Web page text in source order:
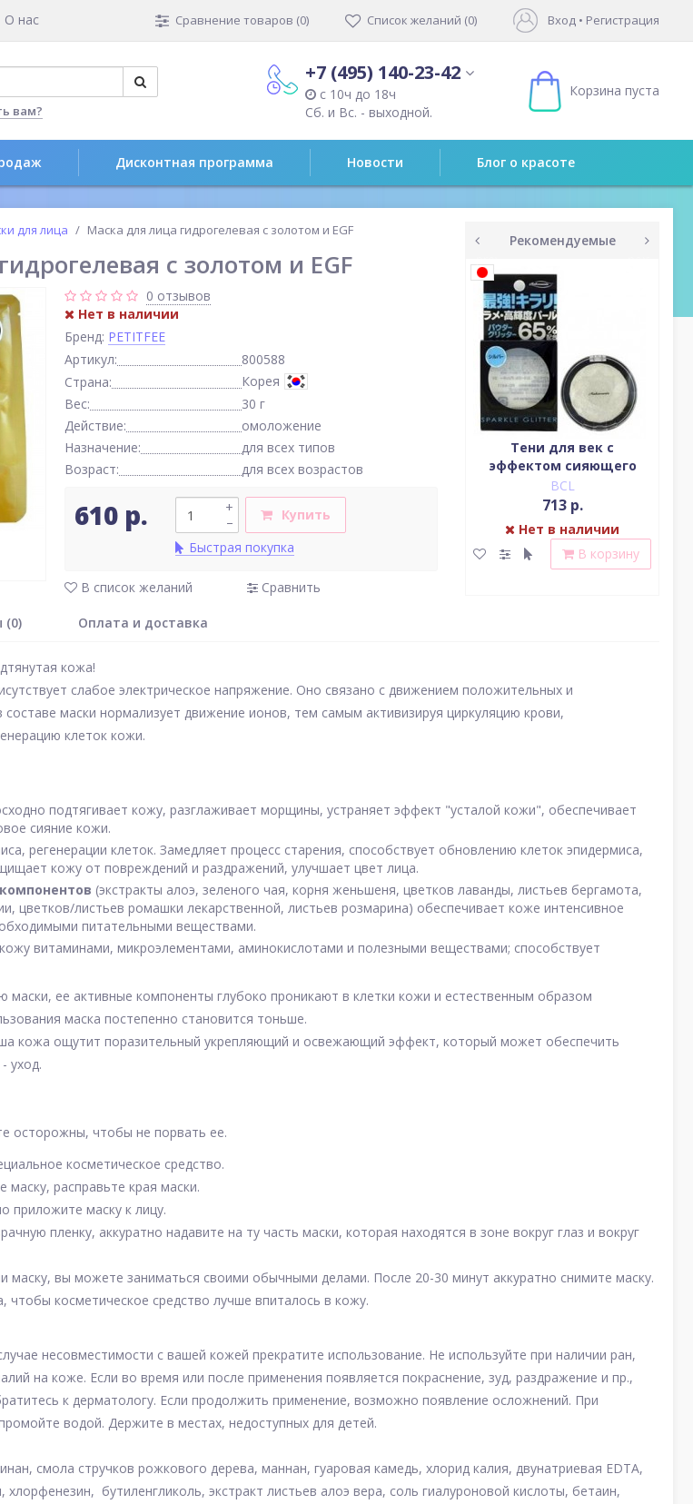
О нас Сравнение товаров (0) Список желаний (0) Вход • Регистрация
вам?
+7 (495) 140-23-42
с 10ч до 18ч
Сб. и Вс. - выходной.
Корзина пуста
Дисконтная программа Новости Блог о красоте
для лица Маска для лица гидрогелевая с золотом и EGF
с золотом и EGF
0 отзывов
Нет в наличии
Бренд: PETITFEE
Артикул:
800588
Страна:
Корея
Вес:
30 г
Действие:
омоложение
Назначение:
для всех типов
Возраст:
для всех возрастов
610 р. –
+
Купить
Быстрая покупка
В список желаний Сравнить
Рекомендуемые
Водостойкая жидкая
подводка (цвет
насыщенный черный)
Нет в наличии
Тени для век c
эффектом сияющего
блеска (серебро)
BCL
713 р.
Нет в наличии
В корзину
(0) Оплата и доставка
кожа!
слабое электрическое напряжение. Оно связано с движением положительных и
маски нормализует движение ионов, тем самым активизируя циркуляцию крови,
клеток кожи.
подтягивает кожу, разглаживает морщины, устраняет эффект "усталой кожи", обеспечивает
сияние кожи.
регенерации клеток. Замедляет процесс старения, способствует обновлению клеток эпидермиса,
кожу от повреждений и раздражений, улучшает цвет лица.
(экстракты алоэ, зеленого чая, корня женьшеня, цветков лаванды, листьев бергамота,
цветков/листьев ромашки лекарственной, листьев розмарина) обеспечивает коже интенсивное
питательными веществами.
витаминами, микроэлементами, аминокислотами и полезными веществами; способствует
маски, ее активные компоненты глубоко проникают в клетки кожи и естественным образом
маска постепенно становится тоньше.
кожа ощутит поразительный укрепляющий и освежающий эффект, который может обеспечить
уход.
осторожны, чтобы не порвать ее.
косметическое средство.
маску, расправьте края маски.
приложите маску к лицу.
пленку, аккуратно надавите на ту часть маски, которая находятся в зоне вокруг глаз и вокруг
маску, вы можете заниматься своими обычными делами. После 20-30 минут аккуратно снимите маску.
чтобы косметическое средство лучше впиталось в кожу.
несовместимости с вашей кожей прекратите использование. Не используйте при наличии ран,
на коже. Если во время или после применения появляется покраснение, зуд, раздражение и пр.,
к дерматологу. Если продолжить применение, возможно появление осложнений. При
водой. Держите в местах, недоступных для детей.
смола стручков рожкового дерева, маннан, гуаровая камедь, хлорид калия, двунатриевая EDTA,
бутиленгликоль, экстракт листьев алоэ вера, соль гиалуроновой кислоты, бетаин,